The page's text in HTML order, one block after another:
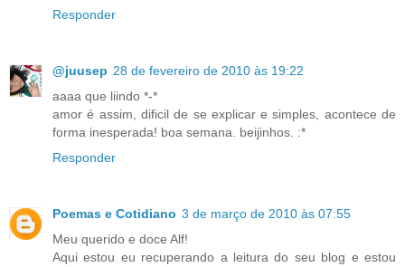
Responder
@juusep 28 de fevereiro de 2010 às 19:22
aaaa que liindo *-*
amor é assim, dificil de se explicar e simples, acontece de
forma inesperada! boa semana. beijinhos. :*
Responder
Poemas e Cotidiano 3 de março de 2010 às 07:55
Meu querido e doce Alf!
Aqui estou eu recuperando a leitura do seu blog e estou